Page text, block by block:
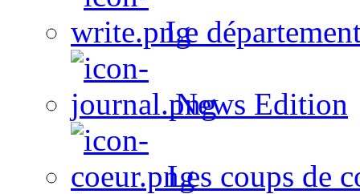
Le
News Edition
Les coups de